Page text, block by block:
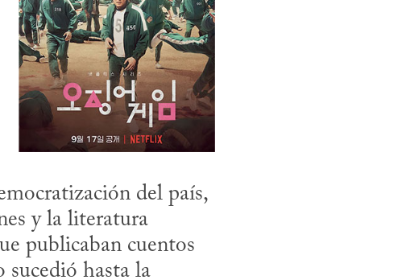
y la literatura
publicaban cuentos
sucedió hasta la